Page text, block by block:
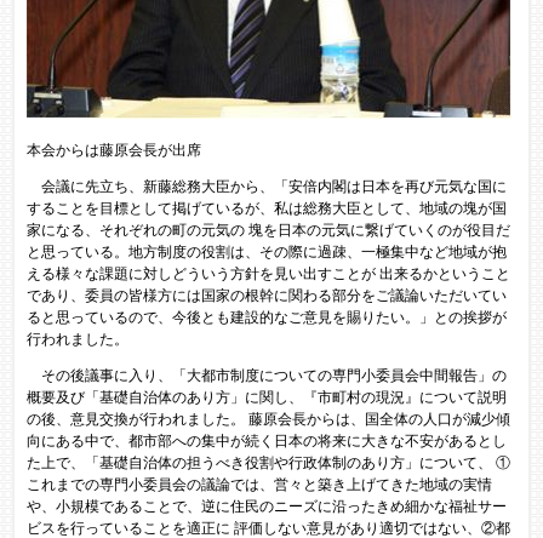
本会からは藤原会長が出席
会議に先立ち、新藤総務大臣から、「安倍内閣は日本を再び元気な国に
することを目標として掲げているが、私は総務大臣として、地域の塊が国
家になる、それぞれの町の元気の 塊を日本の元気に繋げていくのが役目だ
と思っている。地方制度の役割は、その際に過疎、一極集中など地域が抱
える様々な課題に対しどういう方針を見い出すことが 出来るかということ
であり、委員の皆様方には国家の根幹に関わる部分をご議論いただいてい
ると思っているので、今後とも建設的なご意見を賜りたい。」との挨拶が
行われました。
その後議事に入り、「大都市制度についての専門小委員会中間報告」の
概要及び「基礎自治体のあり方」に関し、『市町村の現況』について説明
の後、意見交換が行われました。 藤原会長からは、国全体の人口が減少傾
向にある中で、都市部への集中が続く日本の将来に大きな不安があるとし
た上で、「基礎自治体の担うべき役割や行政体制のあり方」について、 ①
これまでの専門小委員会の議論では、営々と築き上げてきた地域の実情
や、小規模であることで、逆に住民のニーズに沿ったきめ細かな福祉サー
ビスを行っていることを適正に 評価しない意見があり適切ではない、②都